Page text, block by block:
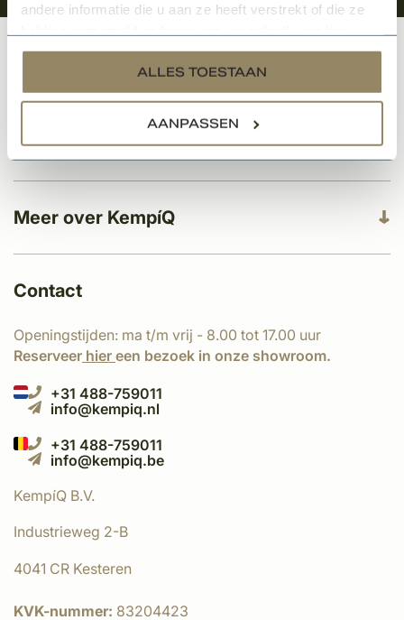
andere informatie die u aan ze heeft verstrekt of die ze
services.
ALLES TOESTAAN
AANPASSEN
Meer over KempíQ
Klantenservice
Categorieën
Contact
Openingstijden: ma t/m vrij - 8.00 tot 17.00 uur
Reserveer hier een bezoek in onze showroom.
+31 488-759011
info@kempiq.nl
+31 488-759011
info@kempiq.be
KempíQ B.V.
Industrieweg 2-B
4041 CR Kesteren
KVK-nummer: 83204423